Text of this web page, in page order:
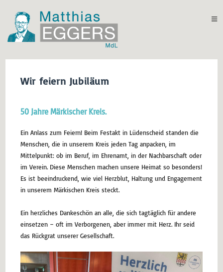
Wir feiern Jubiläum
50 Jahre Märkischer Kreis.
Ein Anlass zum Feiern! Beim Festakt in Lüdenscheid standen die
Menschen, die in unserem Kreis jeden Tag anpacken, im
Mittelpunkt: ob im Beruf, im Ehrenamt, in der Nachbarschaft oder
im Verein. Diese Menschen machen unsere Heimat so besonders!
Es ist beeindruckend, wie viel Herzblut, Haltung und Engagement
in unserem Märkischen Kreis steckt.
Ein herzliches Dankeschön an alle, die sich tagtäglich für andere
einsetzen – oft im Verborgenen, aber immer mit Herz. Ihr seid
das Rückgrat unserer Gesellschaft.